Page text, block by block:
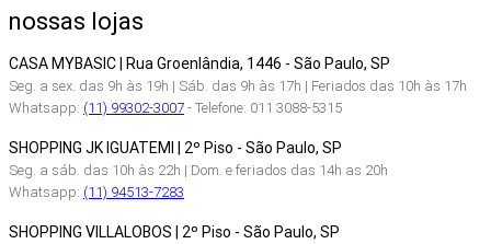
nossas lojas
CASA MYBASIC | Rua Groenlândia, 1446 - São Paulo, SP
Seg. a sex. das 9h às 19h | Sáb. das 9h às 17h | Feriados das 10h às 17h
Whatsapp: (11) 99302-3007- Telefone: 011 3088-5315
SHOPPING JK IGUATEMI | 2º Piso - São Paulo, SP
Seg. a sáb. das 10h às 22h | Dom. e feriados das 14h as 20h
Whatsapp: (11) 94513-7283
SHOPPING VILLALOBOS | 2º Piso - São Paulo, SP